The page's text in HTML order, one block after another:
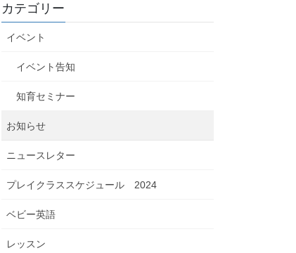
カテゴリー
イベント
イベント告知
知育セミナー
お知らせ
ニュースレター
プレイクラススケジュール 2024
ベビー英語
レッスン